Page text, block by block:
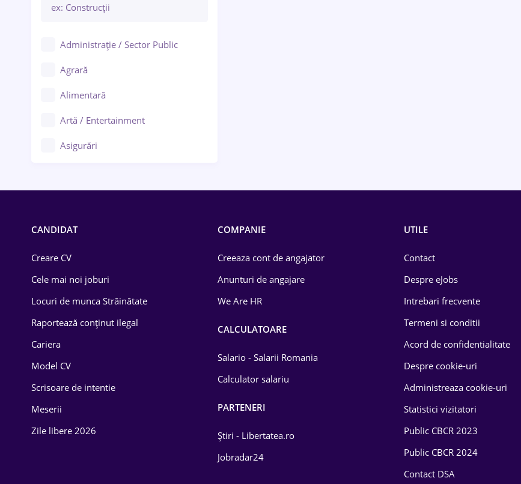
Administrație / Sector Public
Agrară
Alimentară
Artă / Entertainment
Asigurări
Drept
Educație / Training
Energetică
Farma
CANDIDAT
Creare CV
Cele mai noi joburi
Locuri de munca Străinătate
Raportează conținut ilegal
Cariera
Model CV
Scrisoare de intentie
Meserii
Zile libere 2026
COMPANIE
Creeaza cont de angajator
Anunturi de angajare
We Are HR
CALCULATOARE
Salario - Salarii Romania
Calculator salariu
PARTENERI
Știri - Libertatea.ro
Jobradar24
UTILE
Contact
Despre eJobs
Intrebari frecvente
Termeni si conditii
Acord de confidentialitate
Despre cookie-uri
Administreaza cookie-uri
Statistici vizitatori
Public CBCR 2023
Public CBCR 2024
Contact DSA